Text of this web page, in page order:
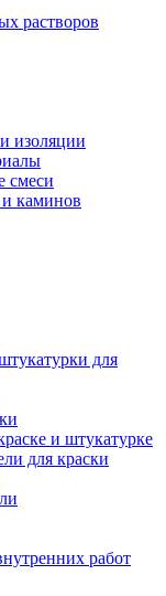
растворов
изоляции
смеси
каминов
для
и штукатурке
для краски
работ